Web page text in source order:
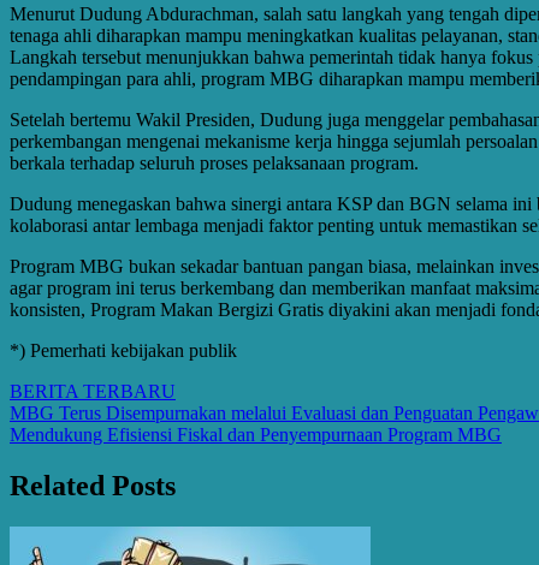
Menurut Dudung Abdurachman, salah satu langkah yang tengah
tenaga ahli diharapkan mampu meningkatkan kualitas pelayanan,
Langkah tersebut menunjukkan bahwa pemerintah tidak hanya
pendampingan para ahli, program MBG diharapkan mampu
Setelah bertemu Wakil Presiden, Dudung juga menggelar
perkembangan mengenai mekanisme kerja hingga sejumlah
berkala terhadap seluruh proses pelaksanaan program.
Dudung menegaskan bahwa sinergi antara KSP dan BGN selama
kolaborasi antar lembaga menjadi faktor penting untuk memastikan
Program MBG bukan sekadar bantuan pangan biasa, melainkan
agar program ini terus berkembang dan memberikan manfaat
konsisten, Program Makan Bergizi Gratis diyakini akan menjadi
*) Pemerhati kebijakan publik
BERITA TERBARU
Post
navigation
MBG Terus Disempurnakan melalui Evaluasi dan Penguatan
Mendukung Efisiensi Fiskal dan Penyempurnaan Program MBG
Related Posts